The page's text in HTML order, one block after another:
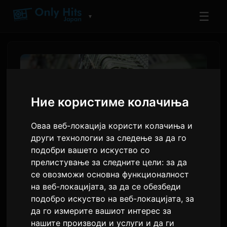
Ние користиме колачиња
Оваа веб-локација користи колачиња и
други технологии за следење за да го
подобри вашето искуство со
прелистување за следните цели:за да
се овозможи основна функционалност
на веб-локацијата,за да се обезбеди
подобро искуство на веб-локацијата,за
да го измерите вашиот интерес за
нашите производи и услуги и да ги
▼ ☰
adieu-овото 'Wanna me' Ќе
Биде Крајот на Втората
Половина од 'Восход на